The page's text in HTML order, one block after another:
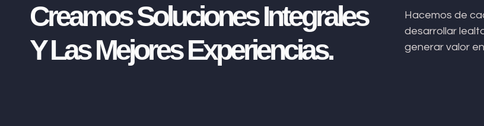
Creamos Soluciones Integrales
Y Las Mejores Experiencias.
Hacemos de
desarrollar
generar valor